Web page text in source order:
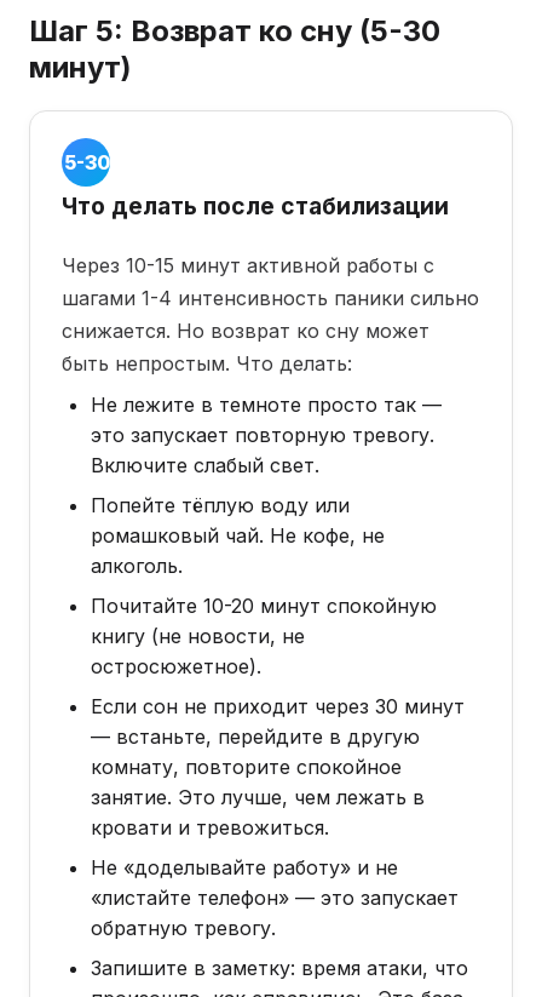
Шаг 5: Возврат ко сну (5-30
минут)
· 5-30
минут
Что делать после стабилизации
Через 10-15 минут активной работы с
шагами 1-4 интенсивность паники сильно
снижается. Но возврат ко сну может
быть непростым. Что делать:
Не лежите в темноте просто так —
это запускает повторную тревогу.
Включите слабый свет.
Попейте тёплую воду или
ромашковый чай. Не кофе, не
алкоголь.
Почитайте 10-20 минут спокойную
книгу (не новости, не
остросюжетное).
Если сон не приходит через 30 минут
— встаньте, перейдите в другую
комнату, повторите спокойное
занятие. Это лучше, чем лежать в
кровати и тревожиться.
Не «доделывайте работу» и не
«листайте телефон» — это запускает
обратную тревогу.
Запишите в заметку: время атаки, что